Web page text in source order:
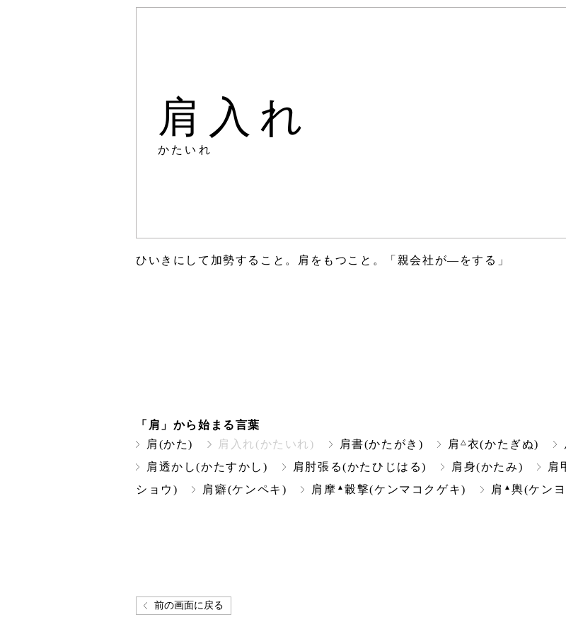
肩入れ
かたいれ
ひいきにして加勢すること。肩をもつこと。「親会社が―をする」
「肩」から始まる言葉
肩(かた)
肩入れ(かたいれ) 肩書(かたがき) 肩△ 衣(かたぎぬ)
肩透かし(かたすかし)
肩肘張る(かたひじはる) 肩身(かたみ) 肩
ショウ)
肩癖(ケンペキ) 肩摩 ▲轂撃(ケンマコクゲキ) 肩 ▲ 輿(ケン
前の画面に戻る